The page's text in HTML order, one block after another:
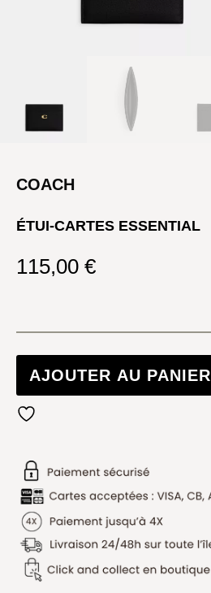
COACH
ÉTUI-CARTES ESSENTIAL
115,00 €
AJOUTER AU PANIER